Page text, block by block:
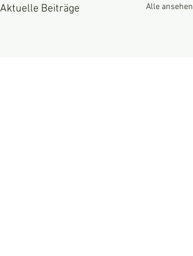
Aktuelle Beiträge Alle ansehen